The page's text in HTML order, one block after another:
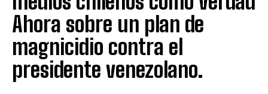
Ahora sobre un plan de
magnicidio contra el
presidente venezolano.